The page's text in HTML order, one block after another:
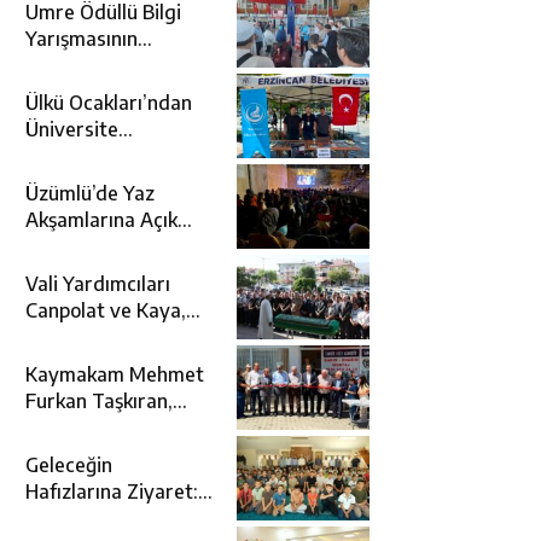
Umre Ödüllü Bilgi
Yarışmasının
Topraklara
Uğurlandı
Ülkü Ocakları’ndan
Üniversite
Desteği
Üzümlü’de Yaz
Akşamlarına Açık
Kattı
Vali Yardımcıları
Canpolat ve Kaya,
Cenaze Törenine
Katıldı
Kaymakam Mehmet
Furkan Taşkıran,
Açılışına Katıldı
Geleceğin
Hafızlarına Ziyaret: